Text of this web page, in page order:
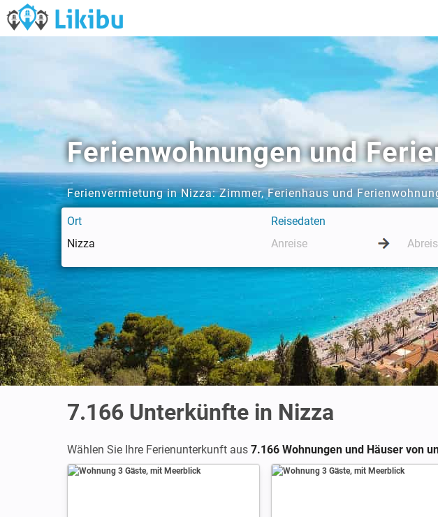
Ferienwohnungen und
Ferienvermietung in Nizza: Zimmer, Ferienhaus und
Ort Reisedaten
7.166 Unterkünfte in Nizza
Wählen Sie Ihre Ferienunterkunft aus 7.166 Wohnungen und Häuser von